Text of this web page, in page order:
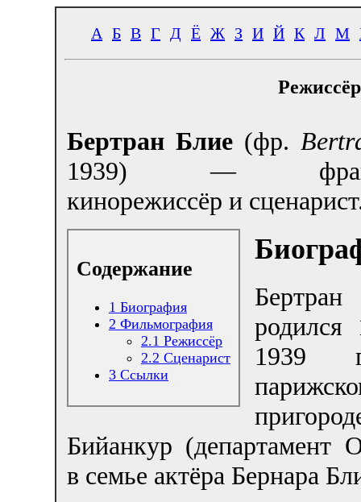
А Б В Г Д Ё Ж З И Й К Л М
Бертран Блие(фр.
1939) —
кинорежиссёр и
Содержание
1 Биография
2 Фильмография
2.1 Режиссёр
2.2 Сценарист
3 Ссылки
родился
1939
Бийанкур (департамент
в семье актёра Бернара